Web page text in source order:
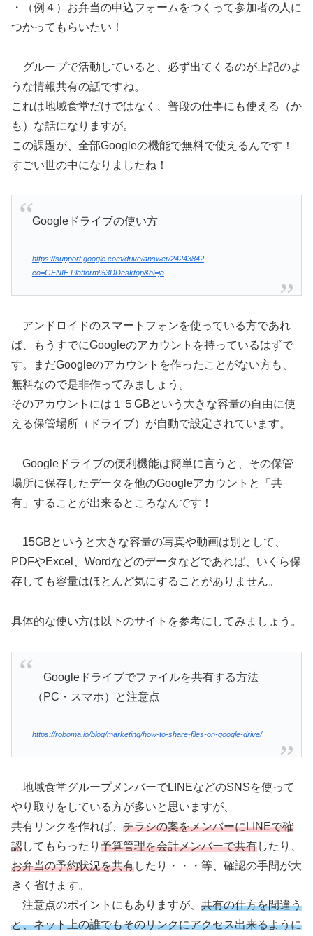
・（例４）お弁当の申込フォームをつくって参加者の人に
つかってもらいたい！
グループで活動していると、必ず出てくるのが上記のよ
うな情報共有の話ですね。
これは地域食堂だけではなく、普段の仕事にも使える（か
も）な話になりますが。
この課題が、全部Googleの機能で無料で使えるんです！
すごい世の中になりましたね！
Googleドライブの使い方
https://support.google.com/drive/answer/2424384?
co=GENIE.Platform%3DDesktop&hl=ja
アンドロイドのスマートフォンを使っている方であれ
ば、もうすでにGoogleのアカウントを持っているはずで
す。まだGoogleのアカウントを作ったことがない方も、
無料なので是非作ってみましょう。
そのアカウントには１５GBという大きな容量の自由に使
える保管場所（ドライブ）が自動で設定されています。
Googleドライブの便利機能は簡単に言うと、その保管
場所に保存したデータを他のGoogleアカウントと「共
有」することが出来るところなんです！
15GBというと大きな容量の写真や動画は別として、
PDFやExcel、Wordなどのデータなどであれば、いくら保
存しても容量はほとんど気にすることがありません。
具体的な使い方は以下のサイトを参考にしてみましょう。
Googleドライブでファイルを共有する方法
（PC・スマホ）と注意点
https://roboma.io/blog/marketing/how-to-share-files-on-google-drive/
地域食堂グループメンバーでLINEなどのSNSを使って
やり取りをしている方が多いと思いますが、
共有リンクを作れば、 チラシの案をメンバーにLINEで確
認してもらったり 予算管理を会計メンバーで共有したり、
お弁当の予約状況を共有したり・・・等、確認の手間が大
きく省けます。
注意点のポイントにもありますが、 共有の仕方を間違う
と、ネット上の誰でもそのリンクにアクセス出来るように